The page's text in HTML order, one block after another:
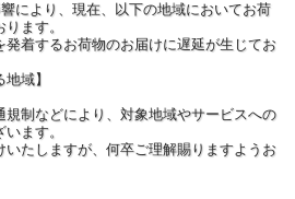
により、現在、以下の地域においてお荷
ます。
発着するお荷物のお届けに遅延が生じてお
域】
規制などにより、対象地域やサービスへの
ます。
いたしますが、何卒ご理解賜りますようお